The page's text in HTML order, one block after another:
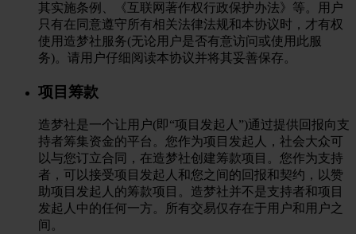
其实施条例、《互联网著作权行政保护办法》等。用户
只有在同意遵守所有相关法律法规和本协议时，才有权
使用造梦社服务(无论用户是否有意访问或使用此服
务)。请用户仔细阅读本协议并将其妥善保存。
项目筹款
造梦社是一个让用户(即“项目发起人”)通过提供回报向支
持者筹集资金的平台。您作为项目发起人，社会大众可
以与您订立合同，在造梦社创建筹款项目。您作为支持
者，可以接受项目发起人和您之间的回报和契约，以赞
助项目发起人的筹款项目。造梦社并不是支持者和项目
发起人中的任何一方。所有交易仅存在于用户和用户之
间。